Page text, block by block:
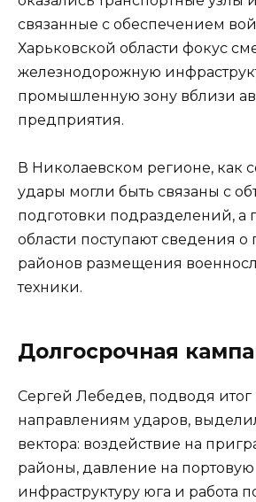
связанные с обеспечением
Харьковской области фокус
железнодорожную
промышленную зону вблизи
предприятия.
В Николаевском регионе, как
удары могли быть связаны с
подготовки подразделений, а
области поступают сведения
районов размещения
техники.
Долгосрочная
Сергей Лебедев, подводя итог
направлениям ударов,
вектора: воздействие на
районы, давление на портовую
инфраструктуру юга и работа